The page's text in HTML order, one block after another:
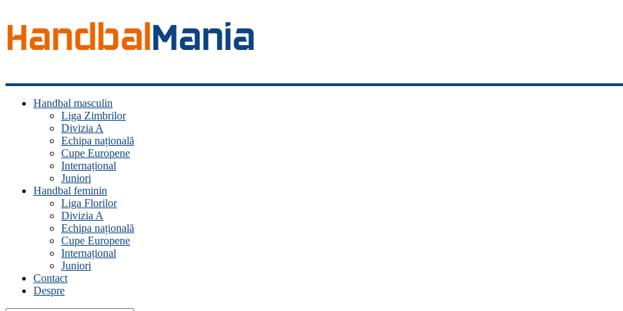
Handbal
ManiaHandbal masculin
Liga Zimbrilor
Divizia A
Echipa națională
Cupe Europene
Internațional
Juniori
Handbal feminin
Liga Florilor
Divizia A
Echipa națională
Cupe Europene
Internațional
Juniori
Contact
Despre